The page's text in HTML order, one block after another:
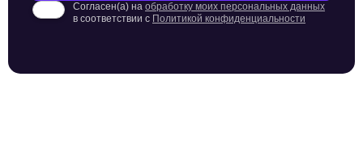
Согласен(а) на обработку моих персональных данных
в соответствии с Политикой конфиденциальности